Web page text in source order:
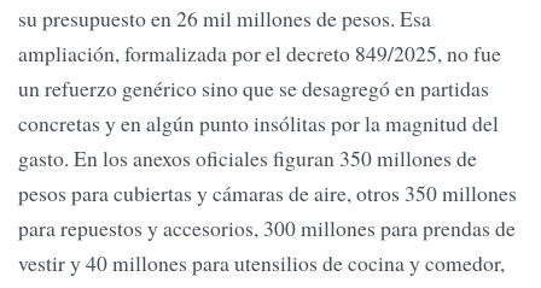
su presupuesto en 26 mil millones de pesos. Esa
ampliación, formalizada por el decreto 849/2025, no fue
un refuerzo genérico sino que se desagregó en partidas
concretas y en algún punto insólitas por la magnitud del
gasto. En los anexos oficiales figuran 350 millones de
pesos para cubiertas y cámaras de aire, otros 350 millones
para repuestos y accesorios, 300 millones para prendas de
vestir y 40 millones para utensilios de cocina y comedor,